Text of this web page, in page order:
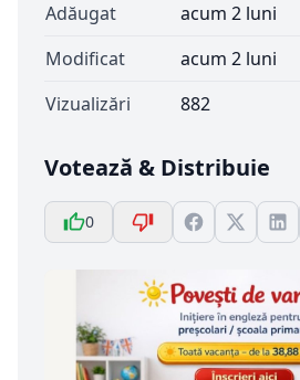
Adăugat
acum 2 luni
Modificat
acum 2 luni
Vizualizări
882
Votează & Distribuie
0